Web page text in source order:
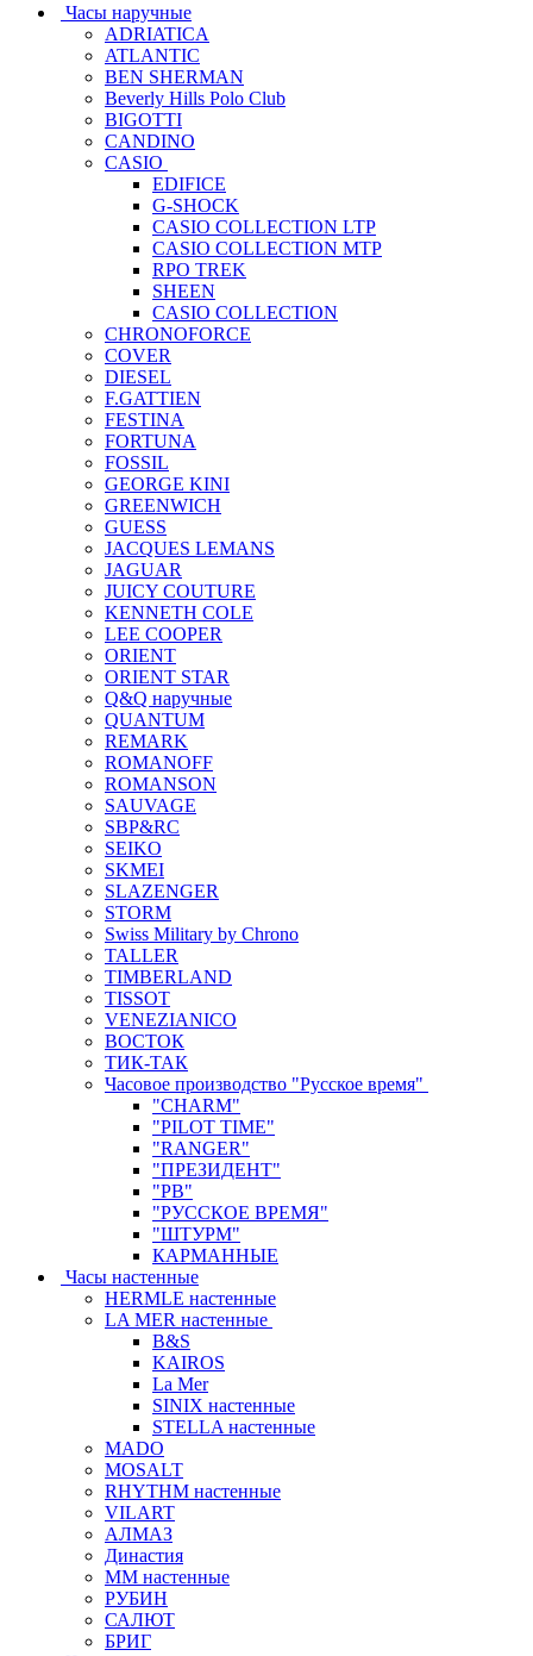
Часы наручные
ADRIATICA
ATLANTIC
BEN SHERMAN
Beverly Hills Polo Club
BIGOTTI
CANDINO
CASIO
EDIFICE
G-SHOCK
CASIO COLLECTION LTP
CASIO COLLECTION MTP
RPO TREK
SHEEN
CASIO COLLECTION
CHRONOFORCE
COVER
DIESEL
F.GATTIEN
FESTINA
FORTUNA
FOSSIL
GEORGE KINI
GREENWICH
GUESS
JACQUES LEMANS
JAGUAR
JUICY COUTURE
KENNETH COLE
LEE COOPER
ORIENT
ORIENT STAR
Q&Q наручные
QUANTUM
REMARK
ROMANOFF
ROMANSON
SAUVAGE
SBP&RC
SEIKO
SKMEI
SLAZENGER
STORM
Swiss Military by Chrono
TALLER
TIMBERLAND
TISSOT
VENEZIANICO
ВОСТОК
ТИК-ТАК
Часовое производство "Русское время"
"CHARM"
"PILOT TIME"
"RANGER"
"ПРЕЗИДЕНТ"
"РВ"
"РУССКОЕ ВРЕМЯ"
"ШТУРМ"
КАРМАННЫЕ
Часы настенные
HERMLE настенные
LA MER настенные
B&S
KAIROS
La Mer
SINIX настенные
STELLA настенные
MADO
MOSALT
RHYTHM настенные
VILART
АЛМАЗ
Династия
ММ настенные
РУБИН
САЛЮТ
БРИГ